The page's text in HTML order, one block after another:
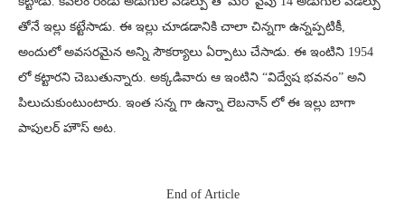
తోనే ఇల్లు కట్టేసాడు. ఈ ఇల్లు చూడడానికి చాలా చిన్నగా ఉన్నప్పటికీ,
అందులో అవసరమైన అన్ని సౌకర్యాలు ఏర్పాటు చేసాడు. ఈ ఇంటిని 1954
లో కట్టారని చెబుతున్నారు. అక్కడివారు ఆ ఇంటిని “విద్వేష భవనం” అని
పిలుచుకుంటుంటారు. ఇంత సన్న గా ఉన్నా లెబనాన్ లో ఈ ఇల్లు బాగా
పాపులర్ హౌస్ అట.
End of Article